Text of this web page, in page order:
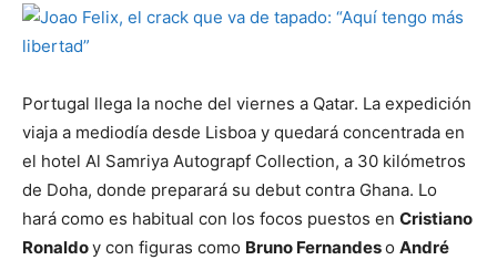
Portugal llega la noche del viernes a Qatar. La expedición
viaja a mediodía desde Lisboa y quedará concentrada en
el hotel Al Samriya Autograpf Collection, a 30 kilómetros
de Doha, donde preparará su debut contra Ghana. Lo
hará como es habitual con los focos puestos en Cristiano
Ronaldoy con figuras como Bruno Fernandeso André